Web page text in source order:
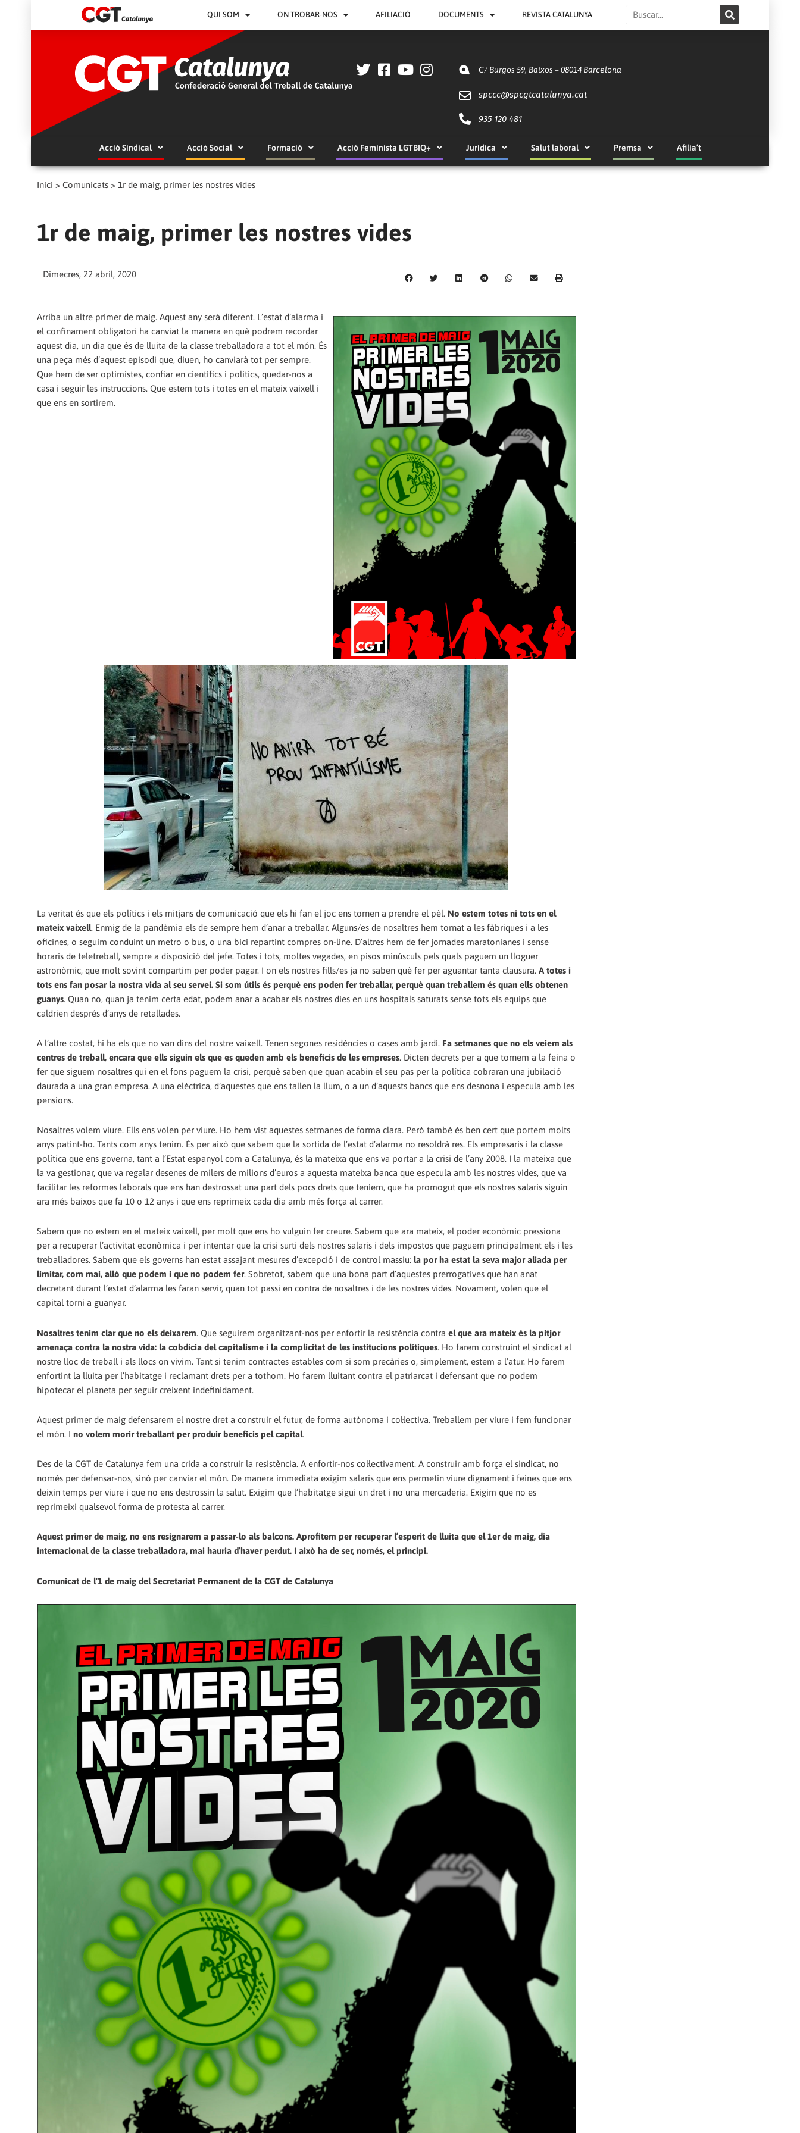
QUI SOM ON TROBAR-NOS AFILIACIÓ DOCUMENTS REVISTA CATALUNYA Search
C/ Burgos 59, Baixos – 08014 Barcelona
spccc@spcgtcatalunya.cat
935 120 481
Acció Sindical Acció Social Formació Acció Feminista LGTBIQ+ Jurídica Salut laboral Premsa Afilia’t
Inici > Comunicats > 1r de maig, primer les nostres vides
1r de maig, primer les nostres vides
Dimecres, 22 abril, 2020
Arriba un altre primer de maig. Aquest any serà diferent. L’estat d’alarma i
el confinament obligatori ha canviat la manera en què podrem recordar
aquest dia, un dia que és de lluita de la classe treballadora a tot el món. És
una peça més d’aquest episodi que, diuen, ho canviarà tot per sempre.
Que hem de ser optimistes, confiar en científics i polítics, quedar-nos a
casa i seguir les instruccions. Que estem tots i totes en el mateix vaixell i
que ens en sortirem.
La veritat és que els polítics i els mitjans de comunicació que els hi fan el joc ens tornen a prendre el pèl. No estem totes ni tots en el
mateix vaixell. Enmig de la pandèmia els de sempre hem d’anar a treballar. Alguns/es de nosaltres hem tornat a les fàbriques i a les
oficines, o seguim conduint un metro o bus, o una bici repartint compres on-line. D’altres hem de fer jornades maratonianes i sense
horaris de teletreball, sempre a disposició del jefe. Totes i tots, moltes vegades, en pisos minúsculs pels quals paguem un lloguer
astronòmic, que molt sovint compartim per poder pagar. I on els nostres fills/es ja no saben què fer per aguantar tanta clausura. A totes i
tots ens fan posar la nostra vida al seu servei. Si som útils és perquè ens poden fer treballar, perquè quan treballem és quan ells obtenen
guanys. Quan no, quan ja tenim certa edat, podem anar a acabar els nostres dies en uns hospitals saturats sense tots els equips que
caldrien després d’anys de retallades.
A l’altre costat, hi ha els que no van dins del nostre vaixell. Tenen segones residències o cases amb jardí. Fa setmanes que no els veiem als
centres de treball, encara que ells siguin els que es queden amb els beneficis de les empreses. Dicten decrets per a que tornem a la feina o
fer que siguem nosaltres qui en el fons paguem la crisi, perquè saben que quan acabin el seu pas per la política cobraran una jubilació
daurada a una gran empresa. A una elèctrica, d’aquestes que ens tallen la llum, o a un d’aquests bancs que ens desnona i especula amb les
pensions.
Nosaltres volem viure. Ells ens volen per viure. Ho hem vist aquestes setmanes de forma clara. Però també és ben cert que portem molts
anys patint-ho. Tants com anys tenim. És per això que sabem que la sortida de l’estat d’alarma no resoldrà res. Els empresaris i la classe
política que ens governa, tant a l’Estat espanyol com a Catalunya, és la mateixa que ens va portar a la crisi de l’any 2008. I la mateixa que
la va gestionar, que va regalar desenes de milers de milions d’euros a aquesta mateixa banca que especula amb les nostres vides, que va
facilitar les reformes laborals que ens han destrossat una part dels pocs drets que teníem, que ha promogut que els nostres salaris siguin
ara més baixos que fa 10 o 12 anys i que ens reprimeix cada dia amb més força al carrer.
Sabem que no estem en el mateix vaixell, per molt que ens ho vulguin fer creure. Sabem que ara mateix, el poder econòmic pressiona
per a recuperar l’activitat econòmica i per intentar que la crisi surti dels nostres salaris i dels impostos que paguem principalment els i les
treballadores. Sabem que els governs han estat assajant mesures d’excepció i de control massiu: la por ha estat la seva major aliada per
limitar, com mai, allò que podem i que no podem fer. Sobretot, sabem que una bona part d’aquestes prerrogatives que han anat
decretant durant l’estat d’alarma les faran servir, quan tot passi en contra de nosaltres i de les nostres vides. Novament, volen que el
capital torni a guanyar.
Nosaltres tenim clar que no els deixarem. Que seguirem organitzant-nos per enfortir la resistència contra el que ara mateix és la pitjor
amenaça contra la nostra vida: la cobdícia del capitalisme i la complicitat de les institucions polítiques. Ho farem construint el sindicat al
nostre lloc de treball i als llocs on vivim. Tant si tenim contractes estables com si som precàries o, simplement, estem a l’atur. Ho farem
enfortint la lluita per l’habitatge i reclamant drets per a tothom. Ho farem lluitant contra el patriarcat i defensant que no podem
hipotecar el planeta per seguir creixent indefinidament.
Aquest primer de maig defensarem el nostre dret a construir el futur, de forma autònoma i col·lectiva. Treballem per viure i fem funcionar
el món. I no volem morir treballant per produir beneficis pel capital.
Des de la CGT de Catalunya fem una crida a construir la resistència. A enfortir-nos col·lectivament. A construir amb força el sindicat, no
només per defensar-nos, sinó per canviar el món. De manera immediata exigim salaris que ens permetin viure dignament i feines que ens
deixin temps per viure i que no ens destrossin la salut. Exigim que l’habitatge sigui un dret i no una mercaderia. Exigim que no es
reprimeixi qualsevol forma de protesta al carrer.
Aquest primer de maig, no ens resignarem a passar-lo als balcons. Aprofitem per recuperar l’esperit de lluita que el 1er de maig, dia
internacional de la classe treballadora, mai hauria d’haver perdut. I això ha de ser, només, el principi.
Comunicat de l'1 de maig del Secretariat Permanent de la CGT de Catalunya